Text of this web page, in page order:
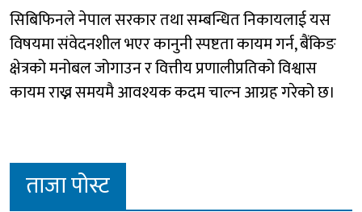
सिबिफिनले नेपाल सरकार तथा सम्बन्धित निकायलाई यस
विषयमा संवेदनशील भएर कानुनी स्पष्टता कायम गर्न, बैंकिङ
क्षेत्रको मनोबल जोगाउन र वित्तीय प्रणालीप्रतिको विश्वास
कायम राख्न समयमै आवश्यक कदम चाल्न आग्रह गरेको छ।
ताजा पोस्ट